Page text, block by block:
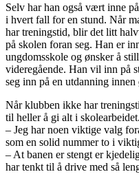
Selv har han også vært inne
i hvert fall for en stund. Når
har treningstid, blir det litt
på skolen foran seg. Han er
ungdomsskole og ønsker å
videregående. Han vil inn på
seg inn på en utdanning
Når klubben ikke har
til heller å gi alt i skolearbeidet.
– Jeg har noen viktige valg
som en solid nummer to i
– At banen er stengt er
har tenkt til å drive med så